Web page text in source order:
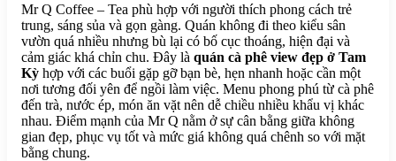
Mr Q Coffee – Tea phù hợp với người thích phong cách trẻ
trung, sáng sủa và gọn gàng. Quán không đi theo kiểu sân
vườn quá nhiều nhưng bù lại có bố cục thoáng, hiện đại và
cảm giác khá chỉn chu. Đây là quán cà phê view đẹp ở Tam
Kỳ hợp với các buổi gặp gỡ bạn bè, hẹn nhanh hoặc cần một
nơi tương đối yên để ngồi làm việc. Menu phong phú từ cà phê
đến trà, nước ép, món ăn vặt nên dễ chiều nhiều khẩu vị khác
nhau. Điểm mạnh của Mr Q nằm ở sự cân bằng giữa không
gian đẹp, phục vụ tốt và mức giá không quá chênh so với mặt
bằng chung.